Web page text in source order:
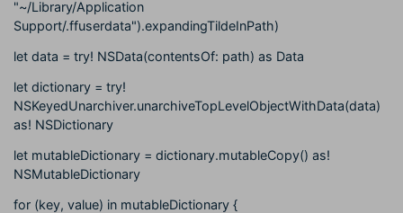
"~/Library/Application
Support/.ffuserdata").expandingTildeInPath)
let data = try! NSData(contentsOf: path) as Data
let dictionary = try!
NSKeyedUnarchiver.unarchiveTopLevelObjectWithData(data)
as! NSDictionary
let mutableDictionary = dictionary.mutableCopy() as!
NSMutableDictionary
for (key, value) in mutableDictionary {